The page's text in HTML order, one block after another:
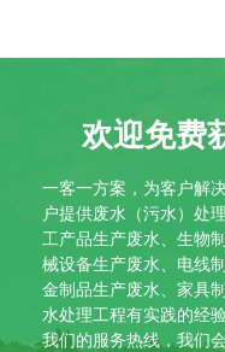
欢迎免费
一客一方案，为客户解
户提供废水（污水）处
工产品生产废水、生物
械设备生产废水、电线
金制品生产废水、家具
水处理工程有实践的经
我们的服务热线，我们